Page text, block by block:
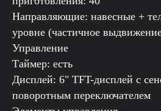
Направляющие: навесные +
уровне (частичное
Управление
Таймер: есть
Дисплей: 6" TFT-дисплей с
поворотным переключателем